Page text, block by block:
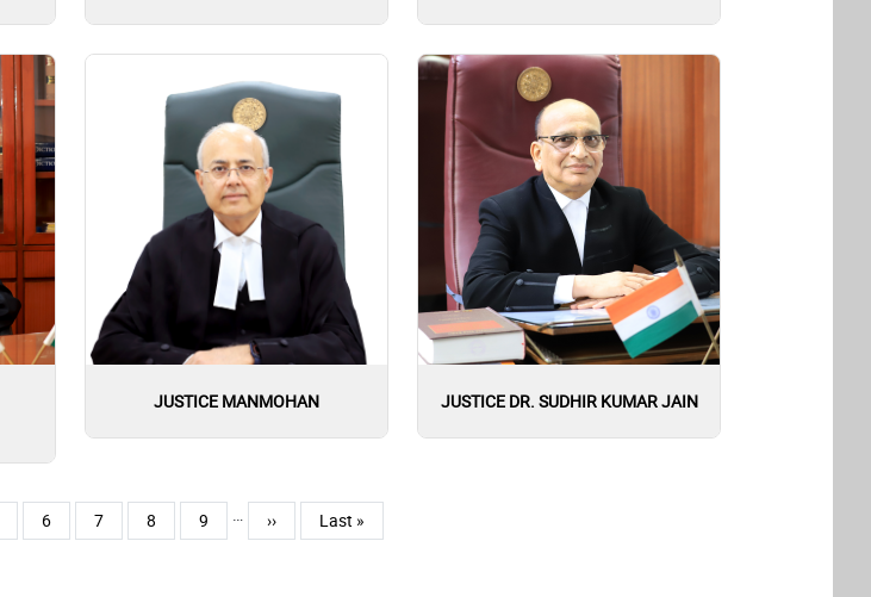
JUSTICE MANMOHAN JUSTICE DR. SUDHIR KUMAR JAIN
पृष्ठ
6 पृष्ठ
7 पृष्ठ
8 पृष्ठ
9 … अगला पृष्ठ
›› Last page
Last »